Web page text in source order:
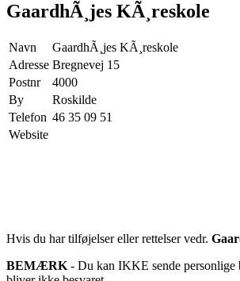
GaardhÃ¸jes KÃ¸reskole
Navn
GaardhÃ¸jes KÃ¸reskole
Adresse Bregnevej 15
Postnr
4000
By
Roskilde
Telefon 46 35 09 51
Website
Hvis du har tilføjelser eller rettelser vedr.
BEMÆRK - Du kan IKKE sende personlige